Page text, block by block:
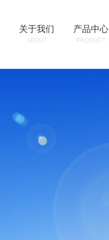
关于我们
ABOUT
产品中心
PRODUCT